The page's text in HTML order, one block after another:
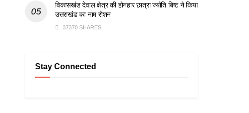
विकासखंड देवाल क्षेत्र की होनहार छात्रा ज्योति बिष्ट ने किया
उत्तराखंड का नाम रोशन
37370 SHARES
Stay Connected